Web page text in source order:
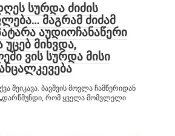
სურდა ძიძის
მაგრამ ძიძამ
აუდიოჩანაწერი
მიხვდა,
ვის სურდა მისი
შეიკავა. ბავშვის მოვლა ჩამწერიდან
„დარწმუნდი, რომ ყველა მომვლელი